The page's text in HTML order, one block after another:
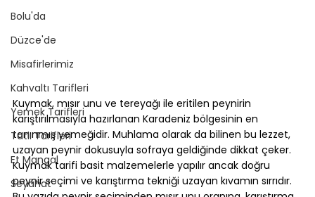
Bolu'da
Düzce'de
Misafirlerimiz
Kahvaltı Tarifleri
Yemek Tarifleri
Tatlı Tarifleri
Et Mangal
Seyahat
Kuymak, mısır unu ve tereyağı ile eritilen peynirin
karıştırılmasıyla hazırlanan Karadeniz bölgesinin en
tanınmış yemeğidir. Muhlama olarak da bilinen bu lezzet,
uzayan peynir dokusuyla sofraya geldiğinde dikkat çeker.
Kuymak tarifi basit malzemelerle yapılır ancak doğru
peynir seçimi ve karıştırma tekniği uzayan kıvamın sırrıdır.